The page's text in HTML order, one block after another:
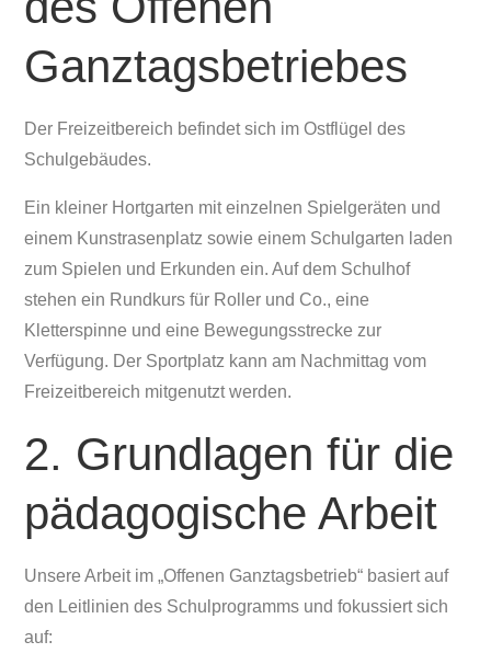
Ganztagsbetriebes
Der Freizeitbereich befindet sich im Ostflügel des
Schulgebäudes.
Ein kleiner Hortgarten mit einzelnen Spielgeräten und
einem Kunstrasenplatz sowie einem Schulgarten laden
zum Spielen und Erkunden ein. Auf dem Schulhof
stehen ein Rundkurs für Roller und Co., eine
Kletterspinne und eine Bewegungsstrecke zur
Verfügung. Der Sportplatz kann am Nachmittag vom
Freizeitbereich mitgenutzt werden.
2. Grundlagen für die
pädagogische Arbeit
Unsere Arbeit im „Offenen Ganztagsbetrieb“ basiert auf
den Leitlinien des Schulprogramms und fokussiert sich
auf: